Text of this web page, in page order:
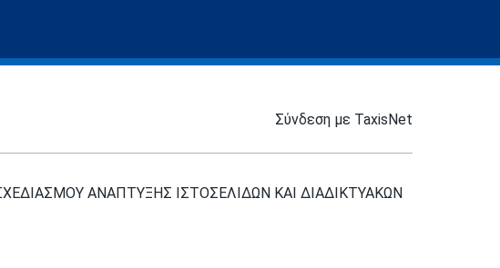
Σύνδεση με TaxisNet
ΑΝΑΠΤΥΞΗΣ ΙΣΤΟΣΕΛΙΔΩΝ ΚΑΙ ΔΙΑΔΙΚΤΥΑΚΩΝ